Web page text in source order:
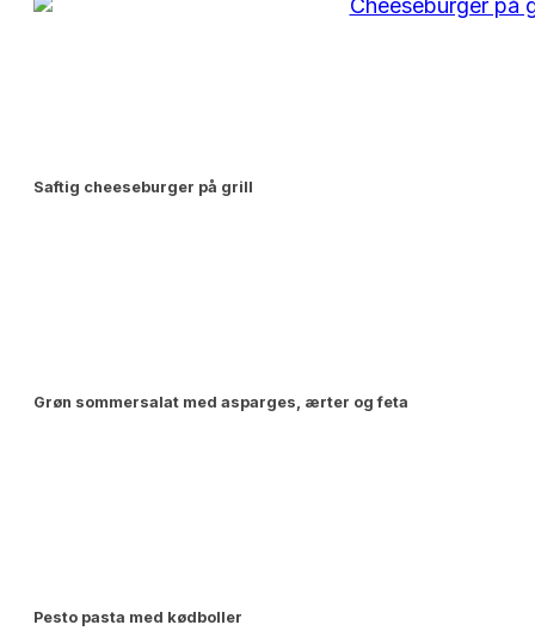
Saftig cheeseburger på grill
Grøn sommersalat med asparges, ærter og feta
Pesto pasta med kødboller